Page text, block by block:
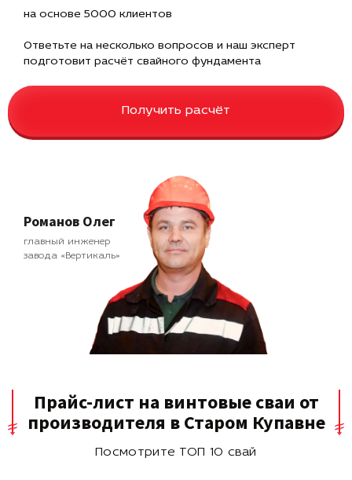
на основе 5000 клиентов
Ответьте на несколько вопросов и наш эксперт
подготовит расчёт свайного фундамента
Получить расчёт
Романов Олег
главный инженер
завода «Вертикаль»
Прайс-лист на винтовые сваи от
производителя в Старом Купавне
Посмотрите ТОП 10 свай